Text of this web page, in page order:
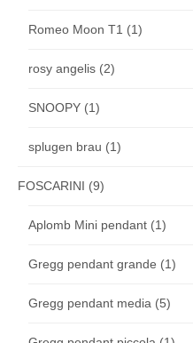
Romeo Moon T1 (1)
rosy angelis (2)
SNOOPY (1)
splugen brau (1)
FOSCARINI (9)
Aplomb Mini pendant (1)
Gregg pendant grande (1)
Gregg pendant media (5)